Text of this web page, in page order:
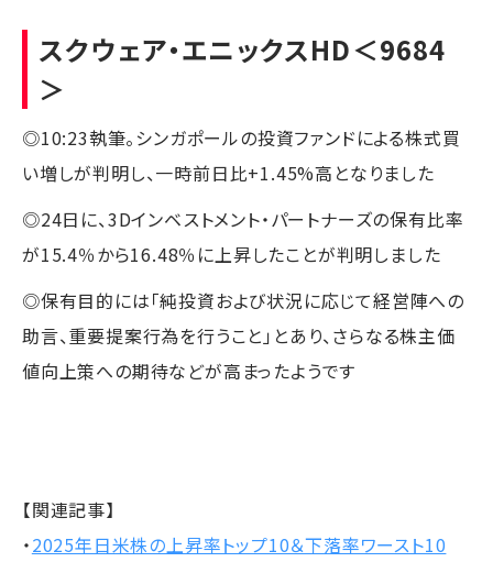
スクウェア・エニックスHD＜9684
＞
◎10:23執筆。シンガポールの投資ファンドによる株式買
い増しが判明し、一時前日比+1.45%高となりました
◎24日に、3Dインベストメント・パートナーズの保有比率
が15.4％から16.48％に上昇したことが判明しました
◎保有目的には「純投資および状況に応じて経営陣への
助言、重要提案行為を行うこと」とあり、さらなる株主価
値向上策への期待などが高まったようです
【関連記事】
・2025年日米株の上昇率トップ10＆下落率ワースト10